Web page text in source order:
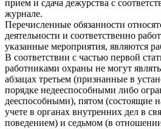
прием и сдача дежурства с
журнале.
Перечисленные обязанности
деятельности и соответственно
указанные мероприятия, являются
В соответствии с частью первой
работниками охраны не могут
абзацах третьем (признанные в
порядке недееспособными либо
дееспособными), пятом (состоящие
учете в органах внутренних дел в
поведением) и седьмом (в